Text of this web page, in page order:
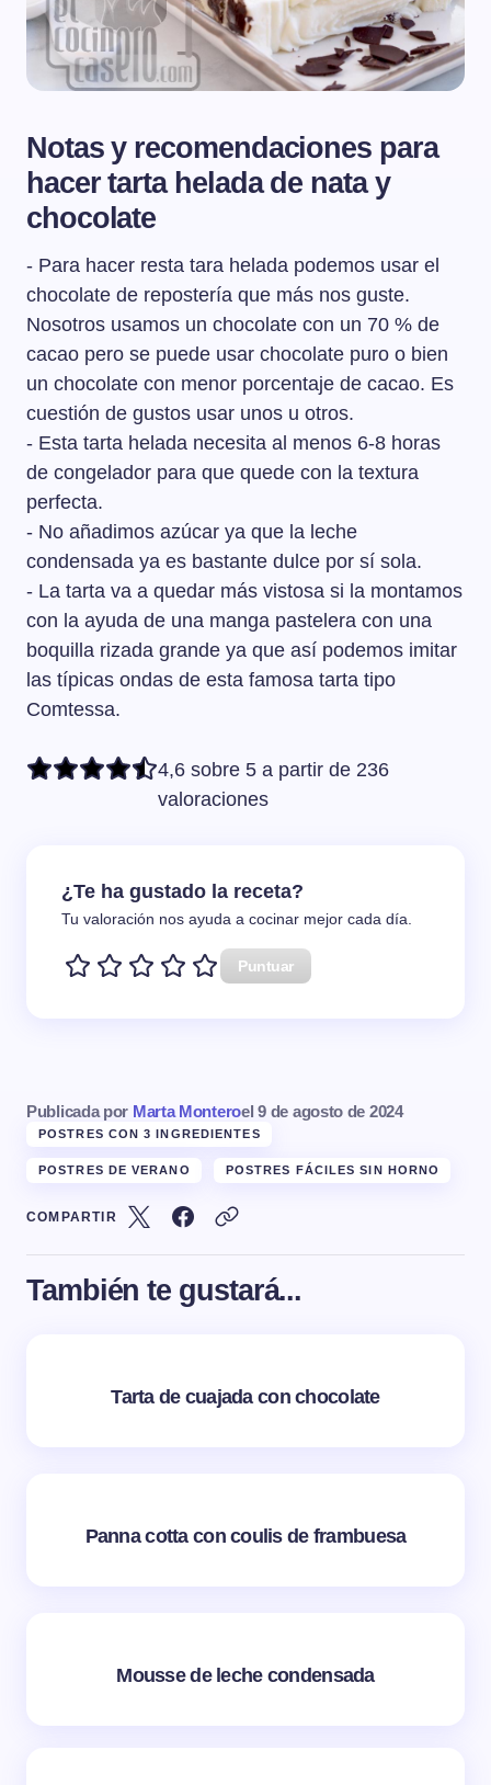
Notas y recomendaciones para
hacer tarta helada de nata y
chocolate
- Para hacer resta tara helada podemos usar el
chocolate de repostería que más nos guste.
Nosotros usamos un chocolate con un 70 % de
cacao pero se puede usar chocolate puro o bien
un chocolate con menor porcentaje de cacao. Es
cuestión de gustos usar unos u otros.
- Esta tarta helada necesita al menos 6-8 horas
de congelador para que quede con la textura
perfecta.
- No añadimos azúcar ya que la leche
condensada ya es bastante dulce por sí sola.
- La tarta va a quedar más vistosa si la montamos
con la ayuda de una manga pastelera con una
boquilla rizada grande ya que así podemos imitar
las típicas ondas de esta famosa tarta tipo
Comtessa.
4,6 sobre 5 a partir de 236
valoraciones
¿Te ha gustado la receta?
Tu valoración nos ayuda a cocinar mejor cada día.
Puntuar
Publicada por Marta Monteroel 9 de agosto de 2024
POSTRES CON 3 INGREDIENTES
POSTRES DE VERANO POSTRES FÁCILES SIN HORNO
COMPARTIR
También te gustará...
Tarta de cuajada con chocolate
Panna cotta con coulis de frambuesa
Mousse de leche condensada